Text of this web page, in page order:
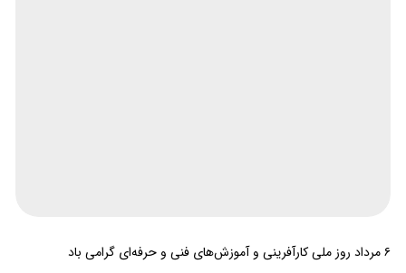
۶ مرداد روز ملی کارآفرینی و آموزش‌های فنی و حرفه‌ای گرامی باد